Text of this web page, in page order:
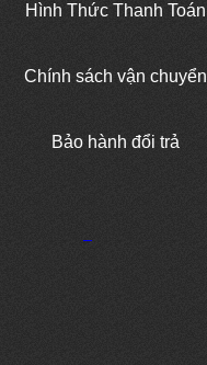
Hình Thức Thanh Toán
Chính sách vận chuyển
Bảo hành đổi trả